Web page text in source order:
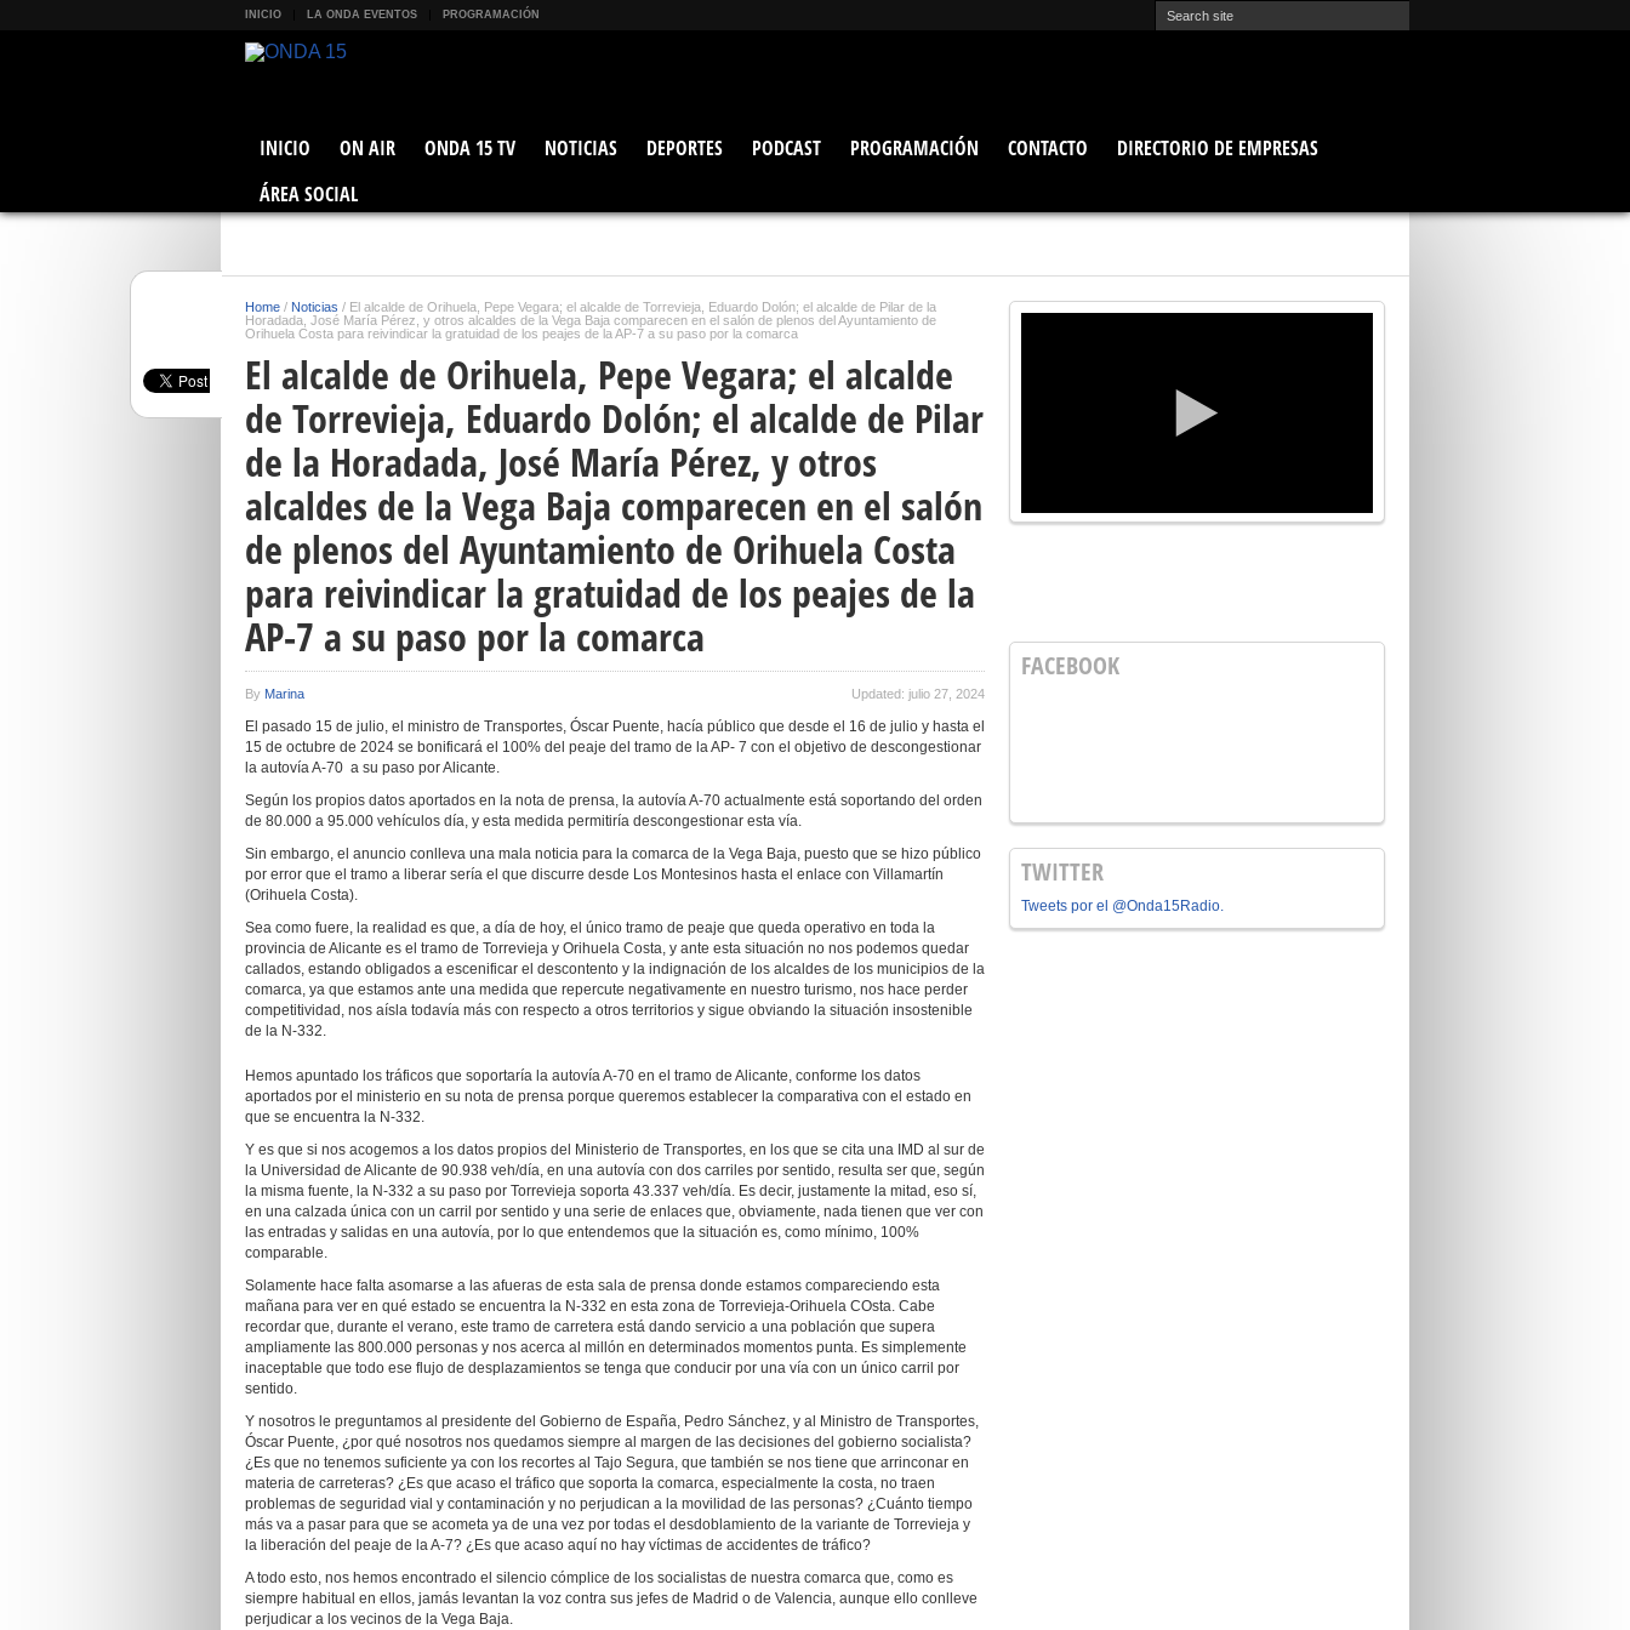
INICIO LA ONDA EVENTOS PROGRAMACIÓN
INICIO ON AIR ONDA 15 TV NOTICIAS DEPORTES PODCAST PROGRAMACIÓN CONTACTO
DIRECTORIO DE EMPRESAS
ÁREA SOCIAL
Home / Noticias / El alcalde de Orihuela, Pepe Vegara; el alcalde de Torrevieja, Eduardo Dolón; el alcalde de Pilar de la
Horadada, José María Pérez, y otros alcaldes de la Vega Baja comparecen en el salón de plenos del Ayuntamiento de
Orihuela Costa para reivindicar la gratuidad de los peajes de la AP-7 a su paso por la comarca
El alcalde de Orihuela, Pepe Vegara; el alcalde
de Torrevieja, Eduardo Dolón; el alcalde de Pilar
de la Horadada, José María Pérez, y otros
alcaldes de la Vega Baja comparecen en el salón
de plenos del Ayuntamiento de Orihuela Costa
para reivindicar la gratuidad de los peajes de la
AP-7 a su paso por la comarca
By Marina Updated: julio 27, 2024
El pasado 15 de julio, el ministro de Transportes, Óscar Puente, hacía público que desde el 16 de julio y hasta el
15 de octubre de 2024 se bonificará el 100% del peaje del tramo de la AP- 7 con el objetivo de descongestionar
la autovía A-70 a su paso por Alicante.
Según los propios datos aportados en la nota de prensa, la autovía A-70 actualmente está soportando del orden
de 80.000 a 95.000 vehículos día, y esta medida permitiría descongestionar esta vía.
Sin embargo, el anuncio conlleva una mala noticia para la comarca de la Vega Baja, puesto que se hizo público
por error que el tramo a liberar sería el que discurre desde Los Montesinos hasta el enlace con Villamartín
(Orihuela Costa).
Sea como fuere, la realidad es que, a día de hoy, el único tramo de peaje que queda operativo en toda la
provincia de Alicante es el tramo de Torrevieja y Orihuela Costa, y ante esta situación no nos podemos quedar
callados, estando obligados a escenificar el descontento y la indignación de los alcaldes de los municipios de la
comarca, ya que estamos ante una medida que repercute negativamente en nuestro turismo, nos hace perder
competitividad, nos aísla todavía más con respecto a otros territorios y sigue obviando la situación insostenible
de la N-332.
Hemos apuntado los tráficos que soportaría la autovía A-70 en el tramo de Alicante, conforme los datos
aportados por el ministerio en su nota de prensa porque queremos establecer la comparativa con el estado en
que se encuentra la N-332.
Y es que si nos acogemos a los datos propios del Ministerio de Transportes, en los que se cita una IMD al sur de
la Universidad de Alicante de 90.938 veh/día, en una autovía con dos carriles por sentido, resulta ser que, según
la misma fuente, la N-332 a su paso por Torrevieja soporta 43.337 veh/día. Es decir, justamente la mitad, eso sí,
en una calzada única con un carril por sentido y una serie de enlaces que, obviamente, nada tienen que ver con
las entradas y salidas en una autovía, por lo que entendemos que la situación es, como mínimo, 100%
comparable.
Solamente hace falta asomarse a las afueras de esta sala de prensa donde estamos compareciendo esta
mañana para ver en qué estado se encuentra la N-332 en esta zona de Torrevieja-Orihuela COsta. Cabe
recordar que, durante el verano, este tramo de carretera está dando servicio a una población que supera
ampliamente las 800.000 personas y nos acerca al millón en determinados momentos punta. Es simplemente
inaceptable que todo ese flujo de desplazamientos se tenga que conducir por una vía con un único carril por
sentido.
Y nosotros le preguntamos al presidente del Gobierno de España, Pedro Sánchez, y al Ministro de Transportes,
Óscar Puente, ¿por qué nosotros nos quedamos siempre al margen de las decisiones del gobierno socialista?
¿Es que no tenemos suficiente ya con los recortes al Tajo Segura, que también se nos tiene que arrinconar en
materia de carreteras? ¿Es que acaso el tráfico que soporta la comarca, especialmente la costa, no traen
problemas de seguridad vial y contaminación y no perjudican a la movilidad de las personas? ¿Cuánto tiempo
más va a pasar para que se acometa ya de una vez por todas el desdoblamiento de la variante de Torrevieja y
la liberación del peaje de la A-7? ¿Es que acaso aquí no hay víctimas de accidentes de tráfico?
A todo esto, nos hemos encontrado el silencio cómplice de los socialistas de nuestra comarca que, como es
siempre habitual en ellos, jamás levantan la voz contra sus jefes de Madrid o de Valencia, aunque ello conlleve
perjudicar a los vecinos de la Vega Baja.
FACEBOOK
TWITTER
Tweets por el @Onda15Radio.